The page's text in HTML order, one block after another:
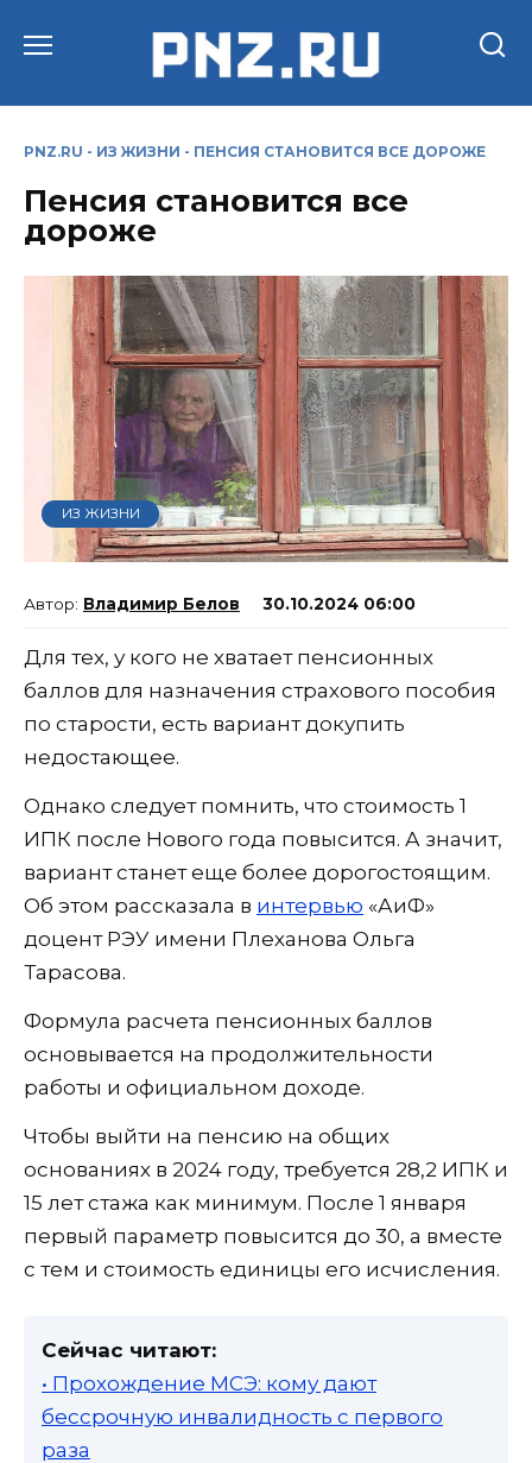
PNZ.RU - ИЗ ЖИЗНИ - ПЕНСИЯ СТАНОВИТСЯ ВСЕ ДОРОЖЕ
Пенсия становится все
дороже
ИЗ ЖИЗНИ
Владимир Белов 30.10.2024 06:00
Для тех, у кого не хватает пенсионных
баллов для назначения страхового пособия
по старости, есть вариант докупить
недостающее.
Однако следует помнить, что стоимость 1
ИПК после Нового года повысится. А значит,
вариант станет еще более дорогостоящим.
Об этом рассказала в интервью «АиФ»
доцент РЭУ имени Плеханова Ольга
Тарасова.
Формула расчета пенсионных баллов
основывается на продолжительности
работы и официальном доходе.
Чтобы выйти на пенсию на общих
основаниях в 2024 году, требуется 28,2 ИПК и
15 лет стажа как минимум. После 1 января
первый параметр повысится до 30, а вместе
с тем и стоимость единицы его исчисления.
Сейчас читают:
• Прохождение МСЭ: кому дают
бессрочную инвалидность с первого
раза